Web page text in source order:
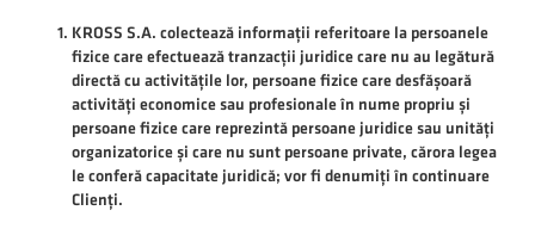
KROSS S.A. colectează informații referitoare la persoanele
fizice care efectuează tranzacții juridice care nu au legătură
directă cu activitățile lor, persoane fizice care desfășoară
activități economice sau profesionale în nume propriu și
persoane fizice care reprezintă persoane juridice sau unități
organizatorice și care nu sunt persoane private, cărora legea
le conferă capacitate juridică; vor fi denumiți în continuare
Clienți.